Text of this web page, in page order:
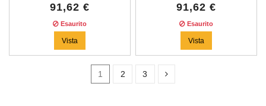
91,62 €
Esaurito
Vista
91,62 €
Esaurito
Vista
1 2 3